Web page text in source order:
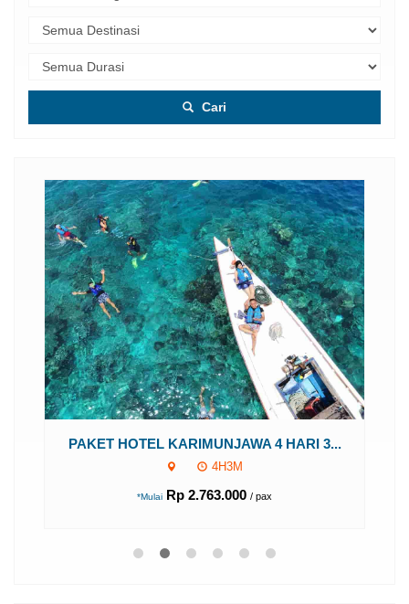
Cari
PAKET HOTEL KARIMUNJAWA 4 HARI 3...
4H3M
*Mulai Rp 2.763.000 / pax